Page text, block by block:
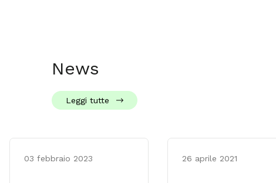
News
Leggi tutte
03 febbraio 2023 26 aprile 2021